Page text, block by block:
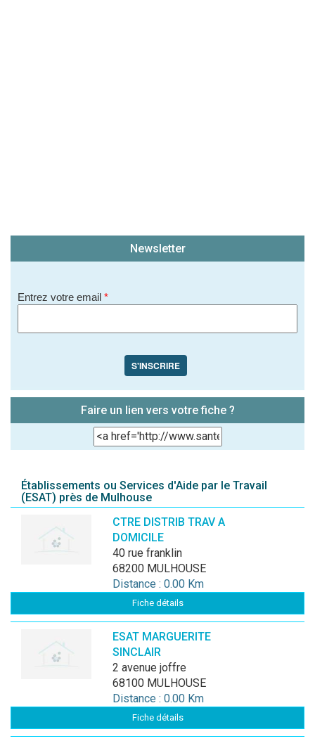
Newsletter
Entrez votre email *
S'INSCRIRE
Faire un lien vers votre fiche ?
Établissements ou Services d'Aide par le Travail
(ESAT) près de Mulhouse
CTRE DISTRIB TRAV A
DOMICILE
40 rue franklin
68200 MULHOUSE
Distance : 0.00 Km
Fiche détails
ESAT MARGUERITE
SINCLAIR
2 avenue joffre
68100 MULHOUSE
Distance : 0.00 Km
Fiche détails